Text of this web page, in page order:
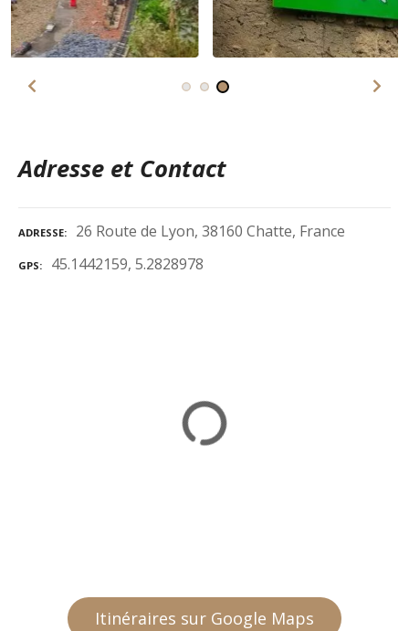
Adresse et Contact
ADRESSE 26 Route de Lyon, 38160 Chatte, France
GPS 45.1442159, 5.2828978
Itinéraires sur Google Maps